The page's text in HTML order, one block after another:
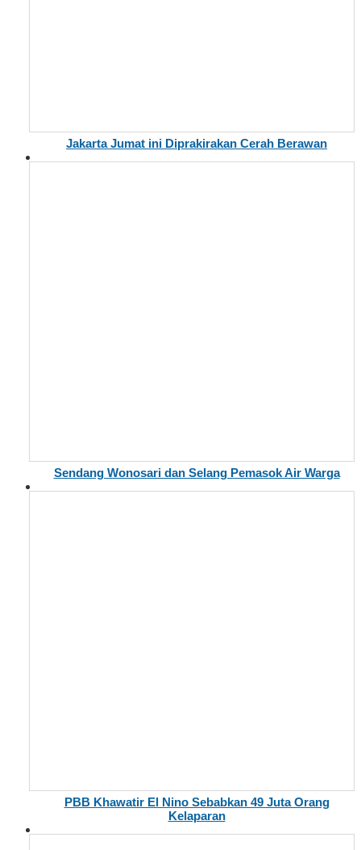
Jakarta Jumat ini Diprakirakan Cerah Berawan
Sendang Wonosari dan Selang Pemasok Air Warga
PBB Khawatir El Nino Sebabkan 49 Juta Orang
Kelaparan